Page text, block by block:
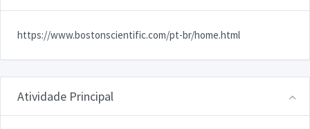
https://www.bostonscientific.com/pt-br/home.html
Atividade Principal